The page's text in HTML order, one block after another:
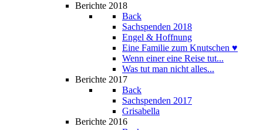
Berichte 2018
Back
Sachspenden 2018
Engel & Hoffnung
Eine Familie zum Knutschen ♥
Wenn einer eine Reise tut...
Was tut man nicht alles...
Berichte 2017
Back
Sachspenden 2017
Grisabella
Berichte 2016